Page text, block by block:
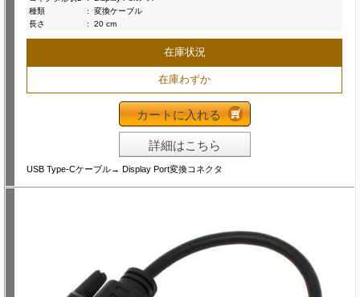
種類
:
変換ケーブル
長さ
: 20 cm
在庫状況
在庫わずか
カートに入れる
詳細はこちら
USB Type-Cケーブル→ Display Port変換コネクタ